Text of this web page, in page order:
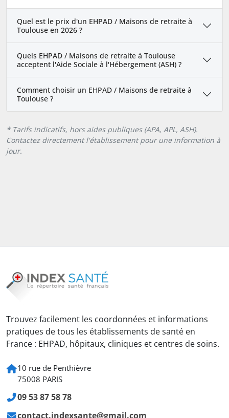
Quel est le prix d'un EHPAD / Maisons de retraite à
Toulouse en 2026 ?
Quels EHPAD / Maisons de retraite à Toulouse
acceptent l'Aide Sociale à l'Hébergement (ASH) ?
Comment choisir un EHPAD / Maisons de retraite à
Toulouse ?
* Tarifs indicatifs, hors aides publiques (APA, APL, ASH).
Contactez directement l'établissement pour une information à
jour.
Trouvez facilement les coordonnées et informations
pratiques de tous les établissements de santé en
France : EHPAD, hôpitaux, cliniques et centres de soins.
10 rue de Penthièvre
75008 PARIS
09 53 87 58 78
contact.indexsante@gmail.com